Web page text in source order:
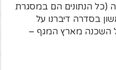
(כל הנתונים הם במסגרת
בסדרה דיברנו על
השכנה מארץ המגף –